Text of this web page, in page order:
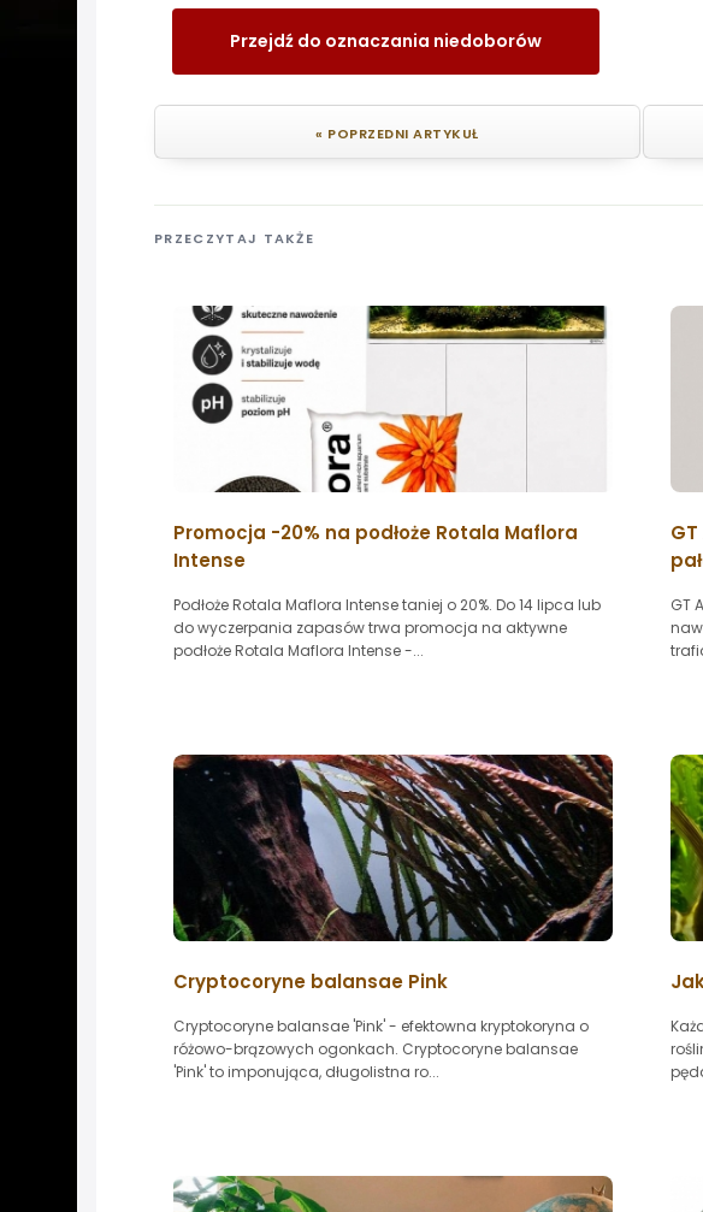
Przejdź do oznaczania niedoborów
« POPRZEDNI ARTYKUŁ
PRZECZYTAJ TAKŻE
Promocja -20% na podłoże Rotala Maflora
Intense
Podłoże Rotala Maflora Intense taniej o 20%. Do 14 lipca lub
do wyczerpania zapasów trwa promocja na aktywne
podłoże Rotala Maflora Intense -...
GT
Cryptocoryne balansae Pink
Cryptocoryne balansae 'Pink' - efektowna kryptokoryna o
różowo-brązowych ogonkach. Cryptocoryne balansae
'Pink' to imponująca, długolistna ro...